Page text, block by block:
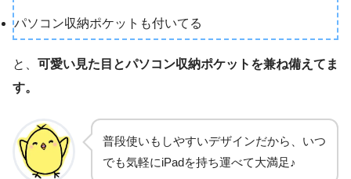
パソコン収納ポケットも付いてる
と、 可愛い見た目とパソコン収納ポケットを兼ね備えてま
す。
普段使いもしやすいデザインだから、いつ
でも気軽にiPadを持ち運べて大満足♪